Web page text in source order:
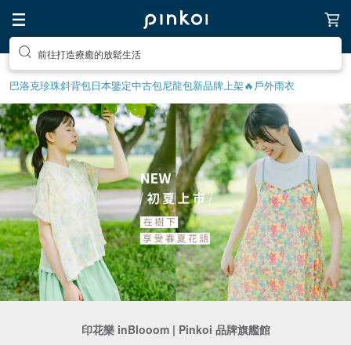
前往打造療癒的放鬆生活
巴洛克珍珠斜背包日本鑒定中古包尼龍包新品牌上架🔥 戶外雨衣
印花樂 inBlooom | Pinkoi 品牌旗艦館